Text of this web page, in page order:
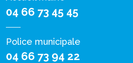
04 66 73 45 45
Police municipale
04 66 73 94 22